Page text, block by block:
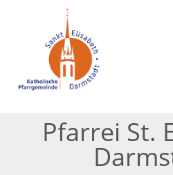
Pfarrei St.